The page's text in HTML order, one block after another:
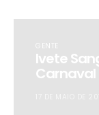
GENTE
Ivete
Carnaval